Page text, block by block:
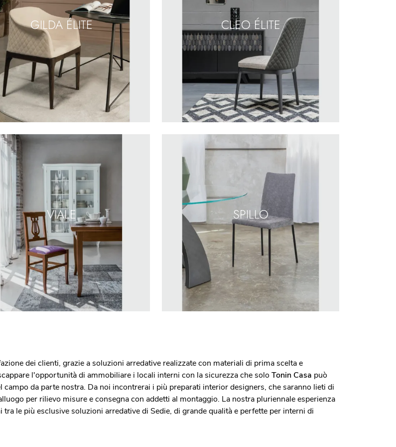
GILDA ÉLITE CLEO ÉLITE
VIALE SPILLO
dei clienti, grazie a soluzioni arredative realizzate con materiali di prima scelta e
l'opportunità di ammobiliare i locali interni con la sicurezza che solo Tonin Casa può
da parte nostra. Da noi incontrerai i più preparati interior designers, che saranno lieti di
per rilievo misure e consegna con addetti al montaggio. La nostra pluriennale esperienza
le più esclusive soluzioni arredative di Sedie, di grande qualità e perfette per interni di